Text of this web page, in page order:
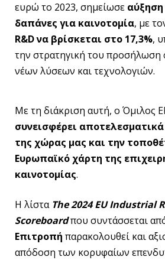
ευρώ το 2023, σημείωσε αύξηση
δαπάνες για καινοτομία, με
R&D να βρίσκεται στο 17,3%,
την στρατηγική του προσήλωση
νέων λύσεων και τεχνολογιών.
Με τη διάκριση αυτή, ο Όμιλος
συνεισφέρει
της χώρας μας και την
Ευρωπαϊκό χάρτη της
καινοτομίας.
Η λίστα The 2024 EU Industrial
Scoreboardπου συντάσσεται
Επιτροπή παρακολουθεί και
απόδοση των κορυφαίων